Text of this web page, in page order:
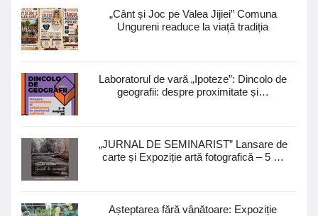
„Cânt și Joc pe Valea Jijiei” Comuna
Ungureni readuce la viață tradiția
Laboratorul de vară „Ipoteze”: Dincolo de
geografii: despre proximitate și…
„JURNAL DE SEMINARIST” Lansare de
carte și Expoziție artă fotografică – 5 …
Așteptarea fără vânătoare: Expoziție